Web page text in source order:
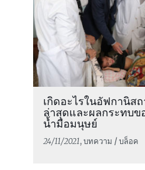
เกิดอะไรในอัฟกานิส
ล่าสุดและผลกระทบข
น้ำมือมนุษย์
24/11/2021, บทความ / บล็อค